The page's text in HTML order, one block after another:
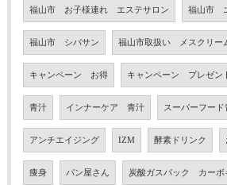
福山市 お子様連れ エステサロン 福山市
福山市 シバサン 福山市取扱い メスクリー
キャンペーン お得 キャンペーン プレゼン
青汁 インナーケア 青汁 スーパーフード
アンチエイジング IZM 酵素ドリンク
痩身 パン屋さん 炭酸ガスパック カーボ